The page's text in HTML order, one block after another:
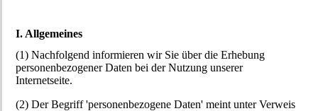
I. Allgemeines
(1) Nachfolgend informieren wir Sie über die Erhebung
personenbezogener Daten bei der Nutzung unserer
Internetseite.
(2) Der Begriff 'personenbezogene Daten' meint unter Verweis